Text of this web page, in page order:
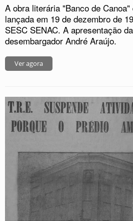
A obra literária "Banco de
lançada em 19 de dezembro de
SESC SENAC. A apresentação
desembargador André Araújo.
Ver agora